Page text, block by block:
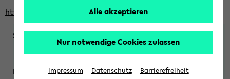
https://ekvv.uni-bielefeld.de/ws/calendar?vz
WiSe 2026/2027
Alle akzeptieren
Nur notwendige Cookies zulassen
Impressum Datenschutz Barrierefreiheit